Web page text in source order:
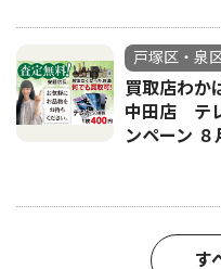
戸塚区・泉
買取店わか
中田店 テ
ンペーン
す